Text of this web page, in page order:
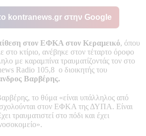
kontranews.gr στην Google
στον ΕΦΚΑ στον Κεραμεικό, όπου
στο κτίριο, ανέβηκε στον τέταρτο όροφο
με καραμπίνα τραυματίζοντάς τον στο
Radio 105,8 ο διοικητής του
Βαρβέρης.
το θύμα «είναι υπάλληλος από
στον ΕΦΚΑ της ΔΥΠΑ. Είναι
τραυματιστεί στο πόδι και έχει